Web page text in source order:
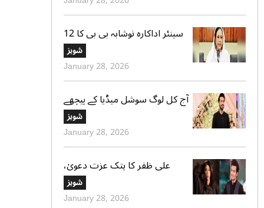
سینئر اداکارہ نوشابہ بی بی کا 12
سال کی عمر میں شادی ہونے کا
اعتراف
شوبز
January 28, 2026
آج کل لوگ سوشل میڈیا کے پیچھے
چھپ کر ایک دوسرے پر کیچڑ
اچھالتے ہیں‘ علی عباس
شوبز
January 28, 2026
علی ظفر کا ہتک عزت دعویٰ،
ٹرائل کورٹ کو 30 دن میں فیصلے
کا حکم
شوبز
January 28, 2026